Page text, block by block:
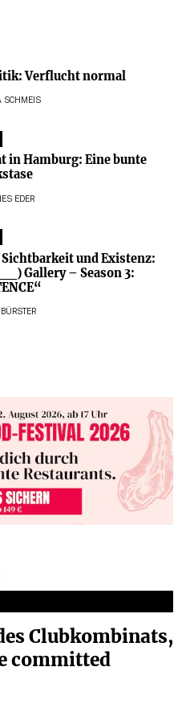
Verflucht normal
SCHMEIS
in Hamburg: Eine bunte
EDER
Sichtbarkeit und Existenz:
Gallery – Season 3:
Clubkombinats,
committed